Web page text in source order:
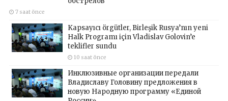
7 saat önce
Kapsayıcı örgütler, Birleşik Rusya’nın yeni
Halk Programı için Vladislav Golovin’e
teklifler sundu
10 saat önce
Инклюзивные организации передали
Владиславу Головину предложения в
новую Народную программу «Единой